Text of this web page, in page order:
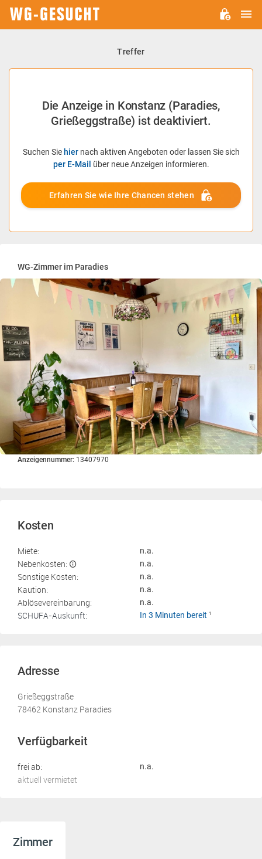
Treffer
Die Anzeige in Konstanz (Paradies,
Grießeggstraße) ist deaktiviert.
Suchen Sie hiernach aktiven Angeboten oder lassen Sie sich
per E-Mail über neue Anzeigen informieren.
Erfahren Sie wie Ihre Chancen stehen
WG-Zimmer im Paradies
Anzeigennummer: 13407970
Kosten
Miete: n.a.
Nebenkosten: n.a.
Sonstige Kosten: n.a.
Kaution: n.a.
Ablösevereinbarung: n.a.
SCHUFA-Auskunft: In 3 Minuten bereit 1
Adresse
Grießeggstraße
78462 Konstanz Paradies
Verfügbarkeit
frei ab: n.a.
aktuell vermietet
Zimmer